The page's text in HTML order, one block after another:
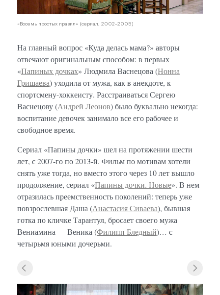
«Восемь простых правил» (сериал, 2002–2005)
На главный вопрос «Куда делась мама?» авторы
отвечают оригинальным способом: в первых
«Папиных дочках» Людмила Васнецова (Нонна
Гришаева) уходила от мужа, как в анекдоте, к
спортсмену-хоккеисту. Расстраиваться Сергею
Васнецову (Андрей Леонов) было буквально некогда:
воспитание девочек занимало все его рабочее и
свободное время.
Сериал «Папины дочки» шел на протяжении шести
лет, с 2007-го по 2013-й. Фильм по мотивам хотели
снять уже тогда, но вместо этого через 10 лет вышло
продолжение, сериал «Папины дочки. Новые». В нем
отразилась преемственность поколений: теперь уже
повзрослевшая Даша (Анастасия Сиваева), бывшая
готка по кличке Тарантул, бросает своего мужа
Вениамина — Веника (Филипп Бледный)… с
четырьмя юными дочерьми.